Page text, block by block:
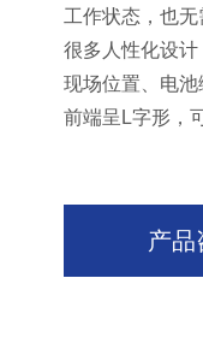
工作状态，也
很多人性化设
现场位置、电
前端呈L字形，
产品